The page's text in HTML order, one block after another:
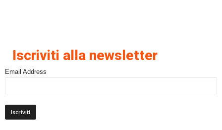
Iscriviti alla newsletter
Email Address